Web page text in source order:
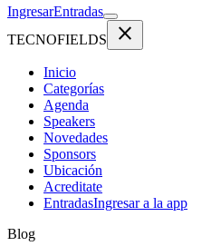
IngresarEntradas
TECNOFIELDS
close
Inicio
Categorías
Agenda
Speakers
Novedades
Sponsors
Ubicación
Acreditate
EntradasIngresar a la app
Blog